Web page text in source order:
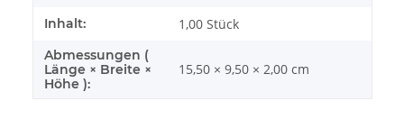
Inhalt: 1,00 Stück
Abmessungen (
Länge × Breite ×
Höhe ):
15,50 × 9,50 × 2,00 cm